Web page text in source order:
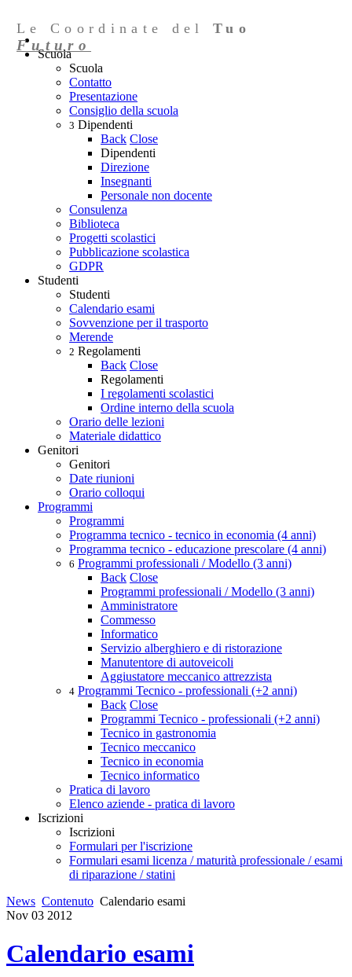
Le Coordinate delTuo
Futuro
Scuola
Scuola
Contatto
Presentazione
Consiglio della scuola
3 Dipendenti
Back Close
Dipendenti
Direzione
Insegnanti
Personale non docente
Consulenza
Biblioteca
Progetti scolastici
Pubblicazione scolastica
GDPR
Studenti
Studenti
Calendario esami
Sovvenzione per il trasporto
Merende
2 Regolamenti
Back Close
Regolamenti
I regolamenti scolastici
Ordine interno della scuola
Orario delle lezioni
Materiale didattico
Genitori
Genitori
Date riunioni
Orario colloqui
Programmi
Programmi
Programma tecnico - tecnico in economia (4 anni)
Programma tecnico - educazione prescolare (4 anni)
6 Programmi professionali / Modello (3 anni)
Back Close
Programmi professionali / Modello (3 anni)
Amministratore
Commesso
Informatico
Servizio alberghiero e di ristorazione
Manutentore di autoveicoli
Aggiustatore meccanico attrezzista
4 Programmi Tecnico - professionali (+2 anni)
Back Close
Programmi Tecnico - professionali (+2 anni)
Tecnico in gastronomia
Tecnico meccanico
Tecnico in economia
Tecnico informatico
Pratica di lavoro
Elenco aziende - pratica di lavoro
Iscrizioni
Iscrizioni
Formulari per l'iscrizione
Formulari esami licenza / maturità professionale / esami
di riparazione / statini
News Contenuto Calendario esami
Nov 03 2012
Calendario esami